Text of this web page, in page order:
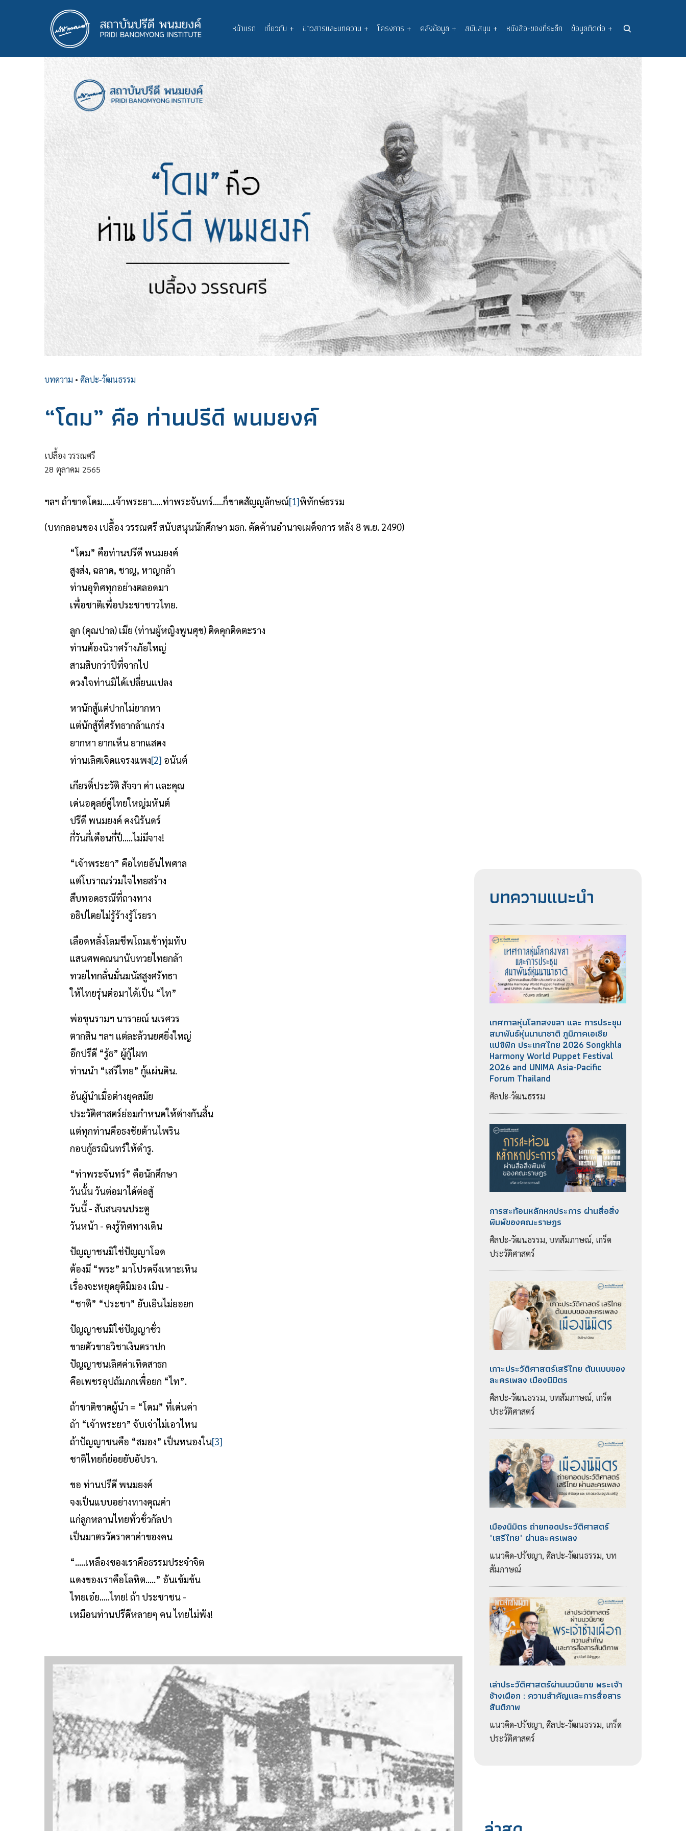
Main
navigation
หน้าแรก เกี่ยวกับ + ข่าวสารและบทความ + โครงการ + คลังข้อมูล + สนับสนุน + หนังสือ-ของที่ระลึก ข้อมูลติดต่อ +
บทความ • ศิลปะ-วัฒนธรรม
“โดม” คือ ท่านปรีดี พนมยงค์
เปลื้อง วรรณศรี
28 ตุลาคม 2565
ฯลฯ ถ้าขาดโดม.....เจ้าพระยา.....ท่าพระจันทร์.....ก็ขาดสัญญลักษณ์[1]พิทักษ์ธรรม
(บทกลอนของ เปลื้อง วรรณศรี สนับสนุนนักศึกษา มธก. คัดค้านอำนาจเผด็จการ หลัง 8 พ.ย. 2490)
“โดม” คือท่านปรีดี พนมยงค์
สูงส่ง, ฉลาด, ชาญ, หาญกล้า
ท่านอุทิศทุกอย่างตลอดมา
เพื่อชาติเพื่อประชาชาวไทย.
ลูก (คุณปาล) เมีย (ท่านผู้หญิงพูนศุข) ติดคุกติดตะราง
ท่านต้องนิราศร้างภัยใหญ่
สามสิบกว่าปีที่จากไป
ดวงใจท่านมิได้เปลี่ยนแปลง
หานักสู้แต่ปากไม่ยากหา
แต่นักสู้ที่ศรัทธากล้าแกร่ง
ยากหา ยากเห็น ยากแสดง
ท่านเลิศเจิดแจรงแพง[2] อนันต์
เกียรติ์ประวัติ สัจจา ค่า และคุณ
เด่นอดุลย์คู่ไทยใหญ่มหันต์
ปรีดี พนมยงค์ คงนิรันดร์
กี่วันกี่เดือนกี่ปี.....ไม่มีจาง!
“เจ้าพระยา” คือไทยอันไพศาล
แต่โบราณร่วมใจไทยสร้าง
สืบทอดธรณีที่ถางทาง
อธิปไตยไม่รู้ร้างรู้โรยรา
เลือดหลั่งโลมชีพโถมเข้าทุ่มทับ
แสนศพคณนานับทวยไทยกล้า
ทวยไทกลั่นมั่นมนัสสูงศรัทธา
ให้ไทยรุ่นต่อมาได้เป็น “ไท”
พ่อขุนรามฯ นารายณ์ นเรศวร
ตากสิน ฯลฯ แต่ละล้วนยศยิ่งใหญ่
อีกปรีดี “รู้ธ” ผู้กู้ไผท
ท่านนำ “เสรีไทย” กู้แผ่นดิน.
อันผู้นำเมื่อต่างยุคสมัย
ประวัติศาสตร์ย่อมกำหนดให้ต่างกันสิ้น
แต่ทุกท่านคือธงชัยต้านไพริน
กอบกู้ธรณินทร์ให้ดำรู.
“ท่าพระจันทร์” คือนักศึกษา
วันนั้น วันต่อมาได้ต่อสู้
วันนี้ - สับสนจนประตู
วันหน้า - คงรู้ทิศทางเดิน
ปัญญาชนมิใช่ปัญญาโฉด
ต้องมี “พระ” มาโปรดจึงเหาะเหิน
เรื่องจะหยุดยุติมิมอง เมิน -
“ชาติ” “ประชา” ยับเยินไม่ยอยก
ปัญญาชนมิใช่ปัญญาชั่ว
ขายตัวขายวิชาเงินตราปก
ปัญญาชนเลิศค่าเทิดสาธก
คือเพชรอุปถัมภกเพื่อยก “ไท”.
ถ้าชาติขาดผู้นำ = “โดม” ที่เด่นค่า
ถ้า “เจ้าพระยา” จับเจ่าไม่เอาไหน
ถ้าปัญญาชนคือ “สมอง” เป็นหนองใน[3]
ชาติไทยก็ย่อยยับอัปรา.
ขอ ท่านปรีดี พนมยงค์
จงเป็นแบบอย่างทางคุณค่า
แก่ลูกหลานไทยทั่วชั่วกัลปา
เป็นมาตรวัดราคาค่าของคน
“.....เหลืองของเราคือธรรมประจำจิต
แดงของเราคือโลหิต.....” อันเข้มข้น
ไทยเอ๋ย.....ไทย! ถ้า ประชาชน -
เหมือนท่านปรีดีหลายๆ คน ไทยไม่พัง!
บทความแนะนำ
เทศกาลหุ่นโลกสงขลา และ การประชุม
สมาพันธ์หุ่นนานาชาติ ภูมิภาคเอเชีย
แปซิฟิก ประเทศไทย 2026 Songkhla
Harmony World Puppet Festival
2026 and UNIMA Asia-Pacific
Forum Thailand
ศิลปะ-วัฒนธรรม
การสะท้อนหลักหกประการ ผ่านสื่อสิ่ง
พิมพ์ของคณะราษฎร
ศิลปะ-วัฒนธรรม, บทสัมภาษณ์, เกร็ด
ประวัติศาสตร์
เกาะประวัติศาสตร์เสรีไทย ต้นแบบของ
ละครเพลง เมืองนิมิตร
ศิลปะ-วัฒนธรรม, บทสัมภาษณ์, เกร็ด
ประวัติศาสตร์
เมืองนิมิตร ถ่ายทอดประวัติศาสตร์
"เสรีไทย" ผ่านละครเพลง
แนวคิด-ปรัชญา, ศิลปะ-วัฒนธรรม, บท
สัมภาษณ์
เล่าประวัติศาสตร์ผ่านนวนิยาย พระเจ้า
ช้างเผือก : ความสำคัญเเละการสื่อสาร
สันติภาพ
แนวคิด-ปรัชญา, ศิลปะ-วัฒนธรรม, เกร็ด
ประวัติศาสตร์